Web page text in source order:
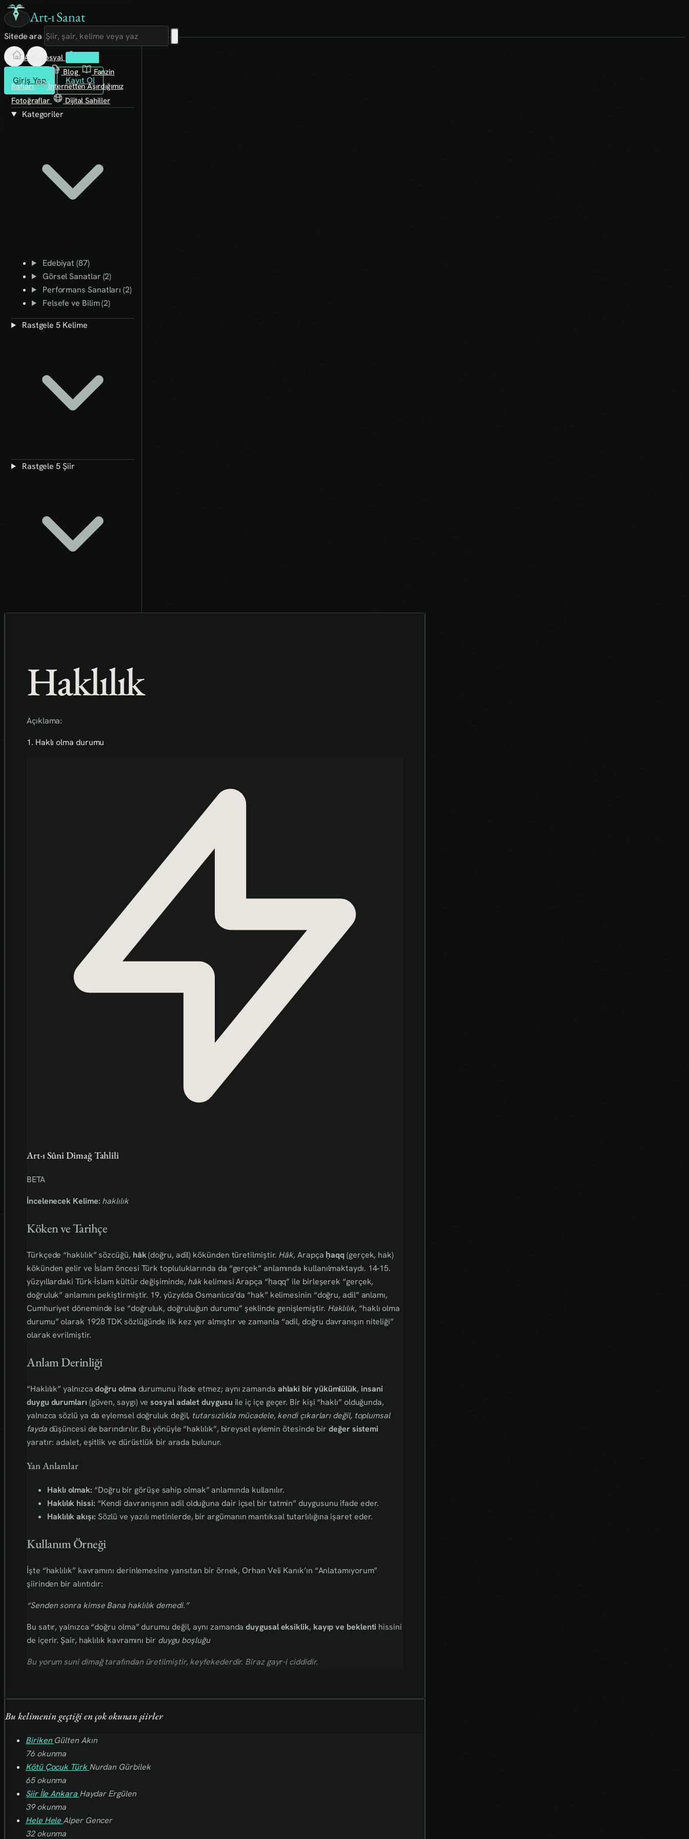
Art-ı Sanat
Sitede ara
Giriş Yap Kayıt Ol
Art-ı Sosyal
Blog
Fanzin
Rafları
İnternetten Aşırdığımız
Fotoğraflar
Dijital Sahiller
Kategoriler
Edebiyat (87)
Görsel Sanatlar (2)
Performans Sanatları (2)
Felsefe ve Bilim (2)
Rastgele 5 Kelime
Rastgele 5 Şiir
Haklılık
Açıklama:
1. Haklı olma durumu
Art-ı Sûni Dimağ Tahlili
BETA
İncelenecek Kelime: haklılık
Köken ve Tarihçe
Türkçede “haklılık” sözcüğü, hâk(doğru, adil) kökünden türetilmiştir. Hâk, Arapça ḥaqq(gerçek, hak)
kökünden gelir ve İslam öncesi Türk topluluklarında da “gerçek” anlamında kullanılmaktaydı. 14‑15.
yüzyıllardaki Türk-İslam kültür değişiminde, hâkkelimesi Arapça “ḥaqq” ile birleşerek “gerçek,
doğruluk” anlamını pekiştirmiştir. 19. yüzyılda Osmanlıca’da “hak” kelimesinin “doğru, adil” anlamı,
Cumhuriyet döneminde ise “doğruluk, doğruluğun durumu” şeklinde genişlemiştir. Haklılık, “haklı olma
durumu” olarak 1928 TDK sözlüğünde ilk kez yer almıştır ve zamanla “adil, doğru davranışın niteliği”
olarak evrilmiştir.
Anlam Derinliği
“Haklılık” yalnızcadoğru olma durumunu ifade etmez; aynı zamanda ahlaki bir yükümlülük, insani
duygu durumları (güven, saygı) vesosyal adalet duygusu ile iç içe geçer. Bir kişi “haklı” olduğunda,
yalnızca sözlü ya da eylemsel doğruluk değil, tutarsızlıkla mücadele, kendi çıkarları değil, toplumsal
faydadüşüncesi de barındırılır. Bu yönüyle “haklılık”, bireysel eylemin ötesinde birdeğer sistemi
yaratır: adalet, eşitlik ve dürüstlük bir arada bulunur.
Yan Anlamlar
Haklı olmak: “Doğru bir görüşe sahip olmak” anlamında kullanılır.
Haklılık hissi: “Kendi davranışının adil olduğuna dair içsel bir tatmin” duygusunu ifade eder.
Haklılık akışı: Sözlü ve yazılı metinlerde, bir argümanın mantıksal tutarlılığına işaret eder.
Kullanım Örneği
İşte “haklılık” kavramını derinlemesine yansıtan bir örnek, Orhan Veli Kanık’ın “Anlatamıyorum”
şiirinden bir alıntıdır:
“Senden sonra kimse Bana haklılık demedi.”
Bu satır, yalnızca “doğru olma” durumu değil, aynı zamandaduygusal eksiklik, kayıp ve beklenti hissini
de içerir. Şair, haklılık kavramını bir duygu boşluğu
Bu yorum sunî dimağ tarafından üretilmiştir, keyfekederdir. Biraz gayr-i ciddidir.
Bu kelimenin geçtiği en çok okunan şiirler
Biriken Gülten Akın
76 okunma
Kötü Çocuk TürkNurdan Gürbilek
65 okunma
Şiir İle Ankara Haydar Ergülen
39 okunma
Hele HeleAlper Gencer
32 okunma